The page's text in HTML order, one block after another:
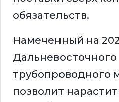
обязательств.
Намеченный на
Дальневосточного
трубопроводного
позволит